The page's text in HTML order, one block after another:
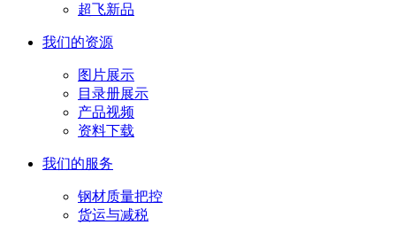
超飞新品
我们的资源
图片展示
目录册展示
产品视频
资料下载
我们的服务
钢材质量把控
货运与减税